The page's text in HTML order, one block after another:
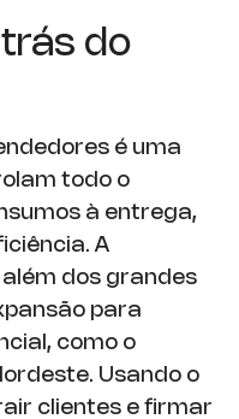
do
é uma
todo o
à entrega,
A
dos grandes
para
como o
Usando o
clientes e firmar